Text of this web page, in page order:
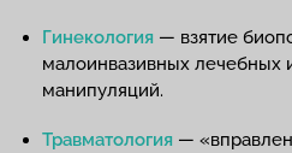
Гинекология — взятие
малоинвазивных лечебных
манипуляций.
Травматология —